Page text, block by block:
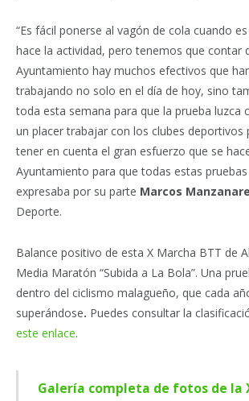
“Es fácil ponerse al vagón de cola cuando
hace la actividad, pero tenemos que contar
Ayuntamiento hay muchos efectivos que
trabajando no solo en el día de hoy, sino
toda esta semana para que la prueba luzca
un placer trabajar con los clubes deportivos
tener en cuenta el gran esfuerzo que se
Ayuntamiento para que todas estas pruebas
expresaba por su parte Marcos
Deporte.
Balance positivo de esta X Marcha BTT de
Media Maratón “Subida a La Bola”. Una
dentro del ciclismo malagueño, que cada
superándose. Puedes consultar la
este enlace.
Galería completa de fotos de la